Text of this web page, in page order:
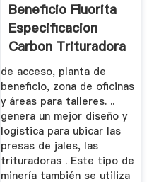
Beneficio Fluorita
Especificacion
Carbon Trituradora
Ecuador
de acceso, planta de
beneficio, zona de oficinas
y áreas para talleres. ..
genera un mejor diseño y
logística para ubicar las
presas de jales, las
trituradoras . Este tipo de
minería también se utiliza